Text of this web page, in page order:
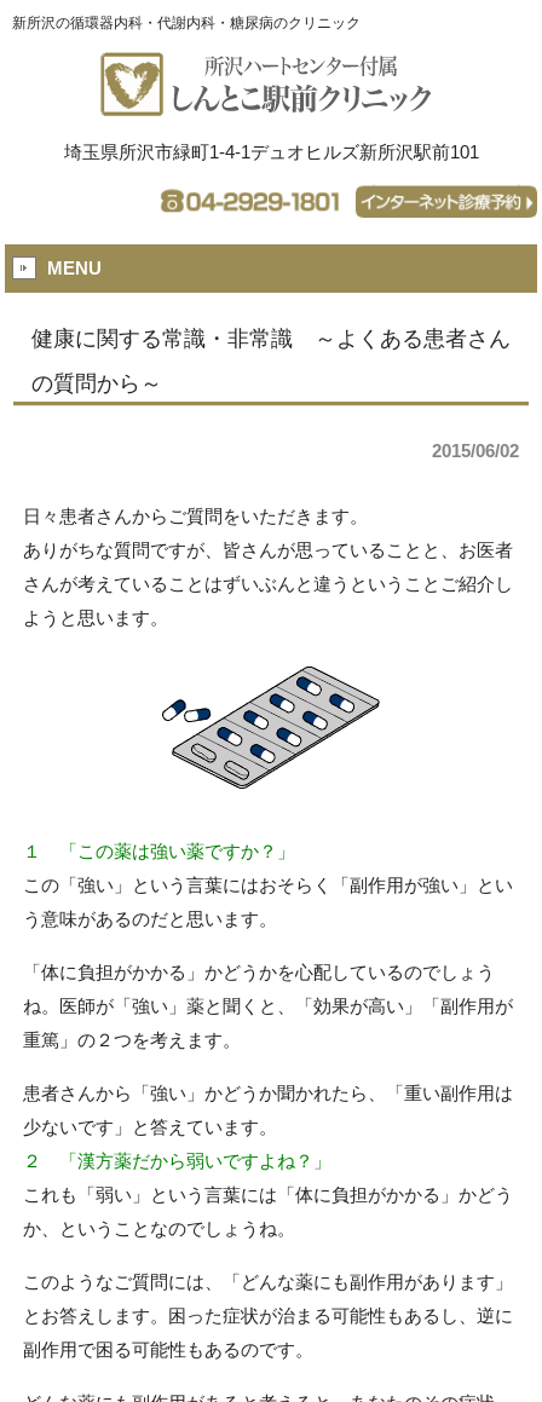
新所沢の循環器内科・代謝内科・糖尿病のクリニック
埼玉県所沢市緑町1-4-1デュオヒルズ新所沢駅前101
MENU
健康に関する常識・非常識 ～よくある患者さん
の質問から～
2015/06/02
日々患者さんからご質問をいただきます。
ありがちな質問ですが、皆さんが思っていることと、お医者
さんが考えていることはずいぶんと違うということご紹介し
ようと思います。
１ 「この薬は強い薬ですか？」
この「強い」という言葉にはおそらく「副作用が強い」とい
う意味があるのだと思います。
「体に負担がかかる」かどうかを心配しているのでしょう
ね。医師が「強い」薬と聞くと、「効果が高い」「副作用が
重篤」の２つを考えます。
患者さんから「強い」かどうか聞かれたら、「重い副作用は
少ないです」と答えています。
２ 「漢方薬だから弱いですよね？」
これも「弱い」という言葉には「体に負担がかかる」かどう
か、ということなのでしょうね。
このようなご質問には、「どんな薬にも副作用があります」
とお答えします。困った症状が治まる可能性もあるし、逆に
副作用で困る可能性もあるのです。